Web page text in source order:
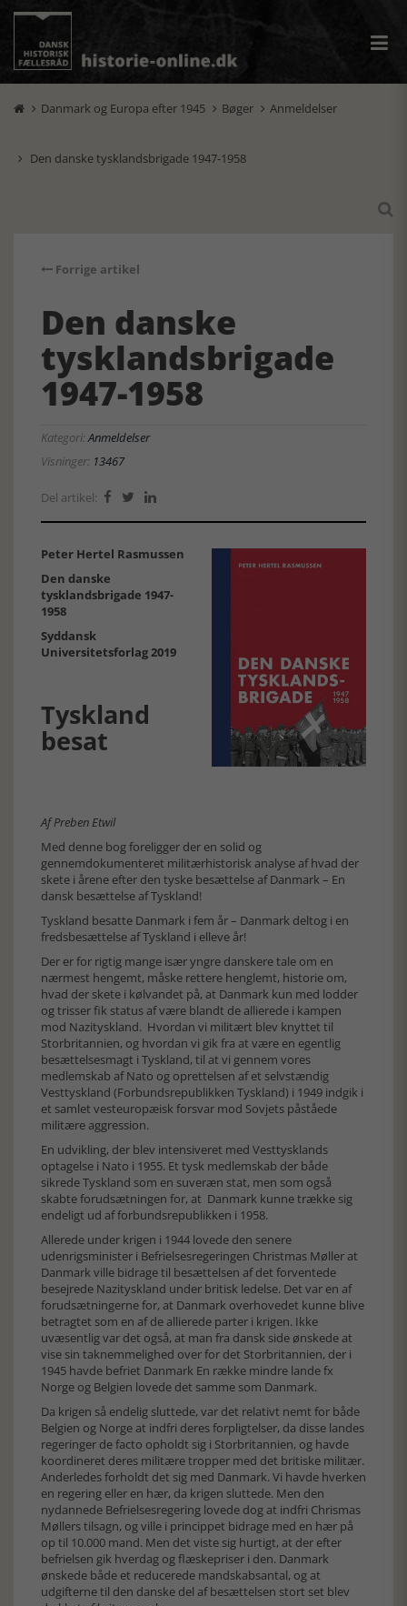
 Danmark og Europa efter 1945  Bøger  Anmeldelser
 Den danske tysklandsbrigade 1947-1958

Forrige artikel
Den danske
tysklandsbrigade
1947-1958
Kategori:Anmeldelser
Visninger: 13467
Del artikel:   
Peter Hertel Rasmussen
Den danske
tysklandsbrigade 1947-
1958
Syddansk
Universitetsforlag 2019
Tyskland
besat
Af Preben Etwil
Med denne bog foreligger der en solid og
gennemdokumenteret militærhistorisk analyse af hvad der
skete i årene efter den tyske besættelse af Danmark – En
dansk besættelse af Tyskland!
Tyskland besatte Danmark i fem år – Danmark deltog i en
fredsbesættelse af Tyskland i elleve år!
Der er for rigtig mange især yngre danskere tale om en
nærmest hengemt, måske rettere henglemt, historie om,
hvad der skete i kølvandet på, at Danmark kun med lodder
og trisser fik status af være blandt de allierede i kampen
mod Nazityskland. Hvordan vi militært blev knyttet til
Storbritannien, og hvordan vi gik fra at være en egentlig
besættelsesmagt i Tyskland, til at vi gennem vores
medlemskab af Nato og oprettelsen af et selvstændig
Vesttyskland (Forbundsrepublikken Tyskland) i 1949 indgik i
et samlet vesteuropæisk forsvar mod Sovjets påståede
militære aggression.
En udvikling, der blev intensiveret med Vesttysklands
optagelse i Nato i 1955. Et tysk medlemskab der både
sikrede Tyskland som en suveræn stat, men som også
skabte forudsætningen for, at Danmark kunne trække sig
endeligt ud af forbundsrepublikken i 1958.
Allerede under krigen i 1944 lovede den senere
udenrigsminister i Befrielsesregeringen Christmas Møller at
Danmark ville bidrage til besættelsen af det forventede
besejrede Nazityskland under britisk ledelse. Det var en af
forudsætningerne for, at Danmark overhovedet kunne blive
betragtet som en af de allierede parter i krigen. Ikke
uvæsentlig var det også, at man fra dansk side ønskede at
vise sin taknemmelighed over for det Storbritannien, der i
1945 havde befriet Danmark En række mindre lande fx
Norge og Belgien lovede det samme som Danmark.
Da krigen så endelig sluttede, var det relativt nemt for både
Belgien og Norge at indfri deres forpligtelser, da disse landes
regeringer de facto opholdt sig i Storbritannien, og havde
koordineret deres militære tropper med det britiske militær.
Anderledes forholdt det sig med Danmark. Vi havde hverken
en regering eller en hær, da krigen sluttede. Men den
nydannede Befrielsesregering lovede dog at indfri Chrismas
Møllers tilsagn, og ville i princippet bidrage med en hær på
op til 10.000 mand. Men det viste sig hurtigt, at der efter
befrielsen gik hverdag og flæskepriser i den. Danmark
ønskede både et reducerede mandskabsantal, og at
udgifterne til den danske del af besættelsen stort set blev